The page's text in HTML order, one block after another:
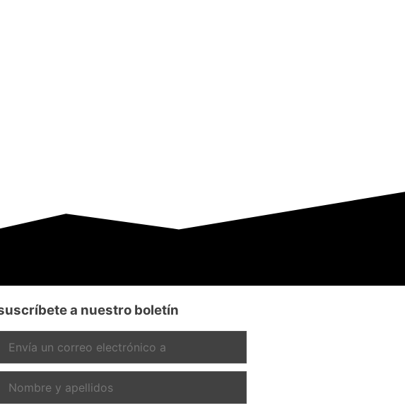
a nuestro boletín